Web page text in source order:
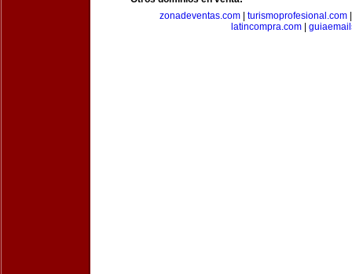
zonadeventas.com| turismoprofesional.com
latincompra.com|